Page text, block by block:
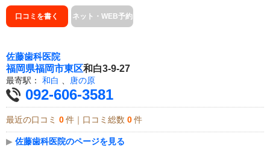
口コミを書く ネット・WEB予約
佐藤歯科医院
福岡県福岡市東区和白3-9-27
最寄駅： 和白 唐の原
092-606-3581
最近の口コミ 0 件｜口コミ総数 0 件
▶ 佐藤歯科医院のページを見る